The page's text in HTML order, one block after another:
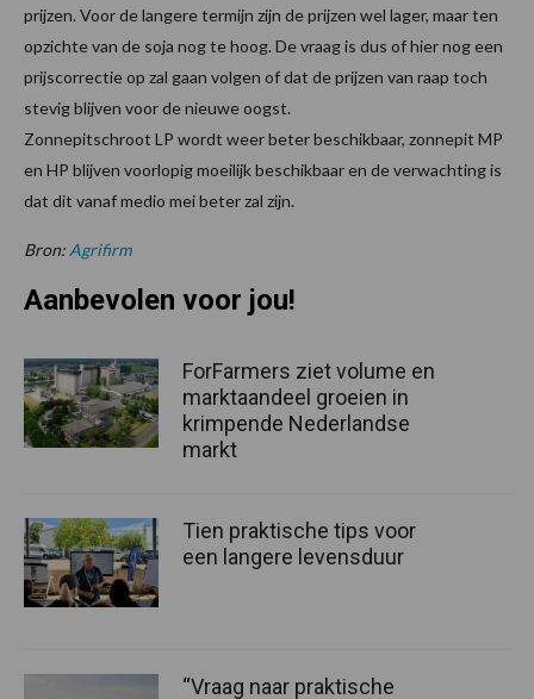
prijzen. Voor de langere termijn zijn de prijzen wel lager, maar ten
opzichte van de soja nog te hoog. De vraag is dus of hier nog een
prijscorrectie op zal gaan volgen of dat de prijzen van raap toch
stevig blijven voor de nieuwe oogst.
Zonnepitschroot LP wordt weer beter beschikbaar, zonnepit MP
en HP blijven voorlopig moeilijk beschikbaar en de verwachting is
dat dit vanaf medio mei beter zal zijn.
Bron: Agrifirm
Aanbevolen voor jou!
ForFarmers ziet volume en
marktaandeel groeien in
krimpende Nederlandse
markt
Tien praktische tips voor
een langere levensduur
“Vraag naar praktische